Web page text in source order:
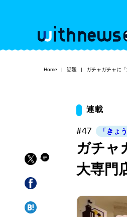
Home 話題 ガチャガチャに
連載
#47 「きょ
ガチャ
大専門